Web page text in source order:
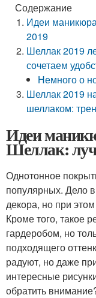
Содержание
Идеи
2019
Шеллак 2019
сочетаем
Немного о
Шеллак 2019
шеллаком:
Идеи
Шеллак:
Однотонное
популярных. Дело
декора, но при
Кроме того, такое
гардеробом, но
подходящего
радуют, но даже
интересные
обратить